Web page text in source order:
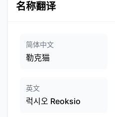
名称翻译
简体中文
勒克猫
英文
럭시오 Reoksio